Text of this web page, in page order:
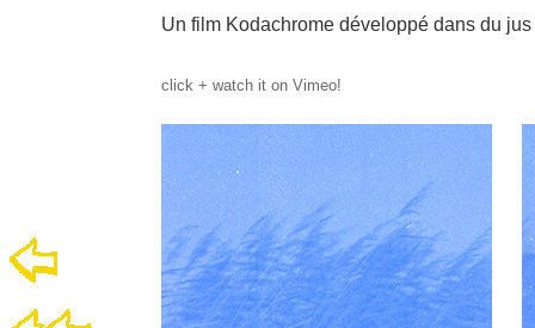
Un film Kodachrome développé dans du
click + watch it on Vimeo!